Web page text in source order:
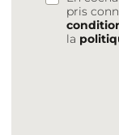
pris
la